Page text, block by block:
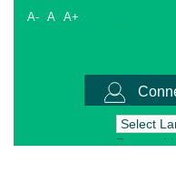
A- A A+
Powered